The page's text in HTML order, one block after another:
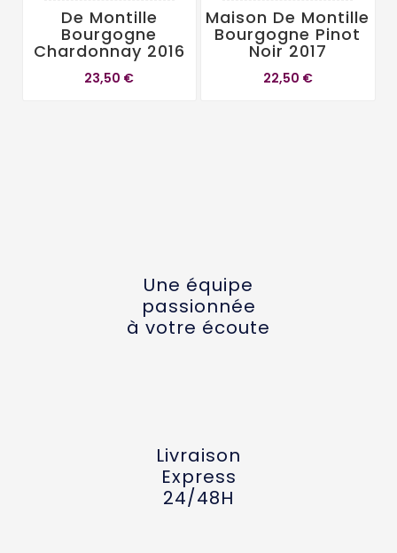
De Montille
Bourgogne
Chardonnay 2016
23,50 €
Maison De Montille
Bourgogne Pinot
Noir 2017
22,50 €
Une équipe
passionnée
à votre écoute
Livraison
Express
24/48H